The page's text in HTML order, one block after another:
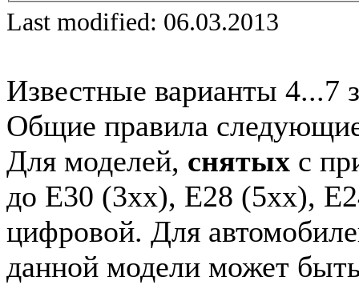
Last modified: 06.03.2013
Известные варианты 4...7
Общие правила
Для моделей, снятых с
до E30 (3xx), E28 (5xx),
цифровой. Для
данной модели может